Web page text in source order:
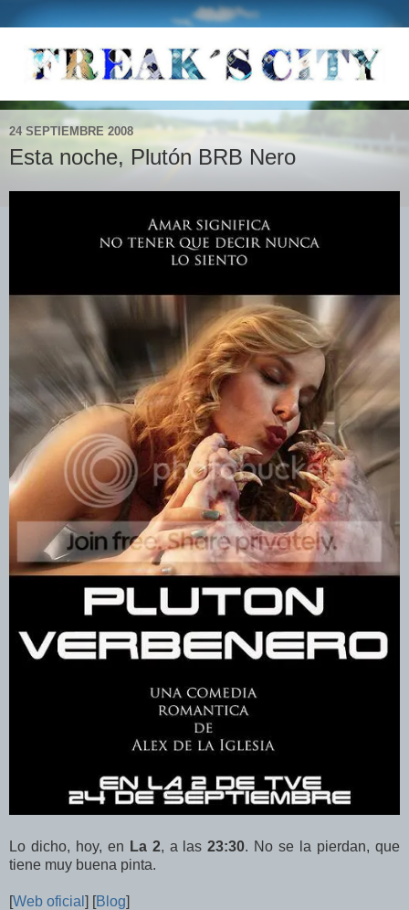
24 SEPTIEMBRE 2008
Esta noche, Plutón BRB Nero
Lo dicho, hoy, en La 2, a las23:30. No se la pierdan, que
tiene muy buena pinta.
[Web oficial ] [Blog]